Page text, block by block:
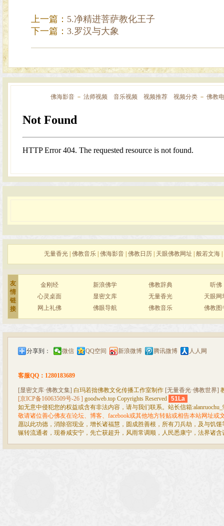
上一篇： 5.净精进菩萨教化王子
下一篇： 3.罗汉与大象
佛海影音 － 法师视频 音乐视频 视频推荐 视频分类 － 佛教
无量香光 佛教音乐 佛海影音 佛教日历 天眼佛教网址 般若文海
友
情
链
接
金刚经 新浪佛学 佛教辞典
听佛
心灵桌面
显密文库 无量香光
天眼网
网上礼佛
佛眼导航 佛教音乐 佛教图
分享到： 微信 QQ空间 新浪微博 腾讯微博 人人网
客服QQ：1280183689
[显密文库·佛教文集] 白玛若拙佛教文化传播工作室制作 [无量香光·佛教世界]
[京ICP备16063509号-26 ] goodweb.top Copyrights Reserved 51La
如无意中侵犯您的权益或含有非法内容，请与我们联系。站长信箱
敬请诸位善心佛友在论坛、博客、facebook或其他地方转贴或相告本站网址或
愿以此功德，消除宿现业，增长诸福慧，圆成胜善根，所有刀兵劫，及与饥
辗转流通者，现眷咸安宁，先亡获超升，风雨常调顺，人民悉康宁，法界诸含